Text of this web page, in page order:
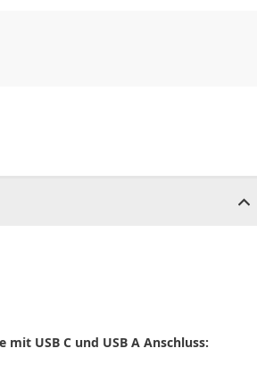
mit USB C und USB A Anschluss: